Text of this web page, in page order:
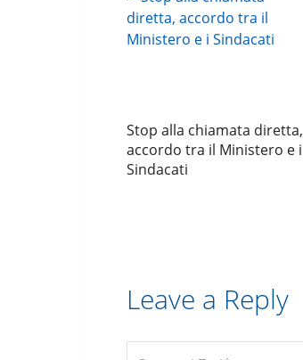
Stop alla chiamata diretta,
accordo tra il Ministero e i
Sindacati
Leave a Reply